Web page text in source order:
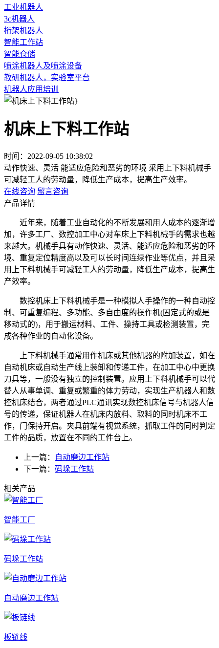
工业机器人
3c机器人
桁架机器人
智能工作站
智能仓储
喷涂机器人及喷涂设备
教研机器人，实验室平台
机器人应用培训
机床上下料工作站
时间：2022-09-05 10:38:02
动作快速、灵活 能适应危险和恶劣的环境 采用上下料机械手
可减轻工人的劳动量，降低生产成本，提高生产效率。
在线咨询 留言咨询
产品详情
近年来，随着工业自动化的不断发展和用人成本的逐渐增
加，许多工厂、数控加工中心对车床上下料机械手的需求也越
来越大。机械手具有动作快速、灵活、能适应危险和恶劣的环
境、重复定位精度高以及可以长时间连续作业等优点，并且采
用上下料机械手可减轻工人的劳动量，降低生产成本，提高生
产效率。
数控机床上下料机械手是一种模拟人手操作的一种自动控
制、可重复编程、多功能、多自由度的操作机(固定式的或是
移动式的)，用于搬运材料、工件、操持工具或检测装置，完
成各种作业的自动化设备。
上下料机械手通常用作机床或其他机器的附加装置，如在
自动机床或自动生产线上装卸和传递工件，在加工中心中更换
刀具等，一般没有独立的控制装置。应用上下料机械手可以代
替人从事单调、重复或繁重的体力劳动，实现生产机器人和数
控机床结合，两者通过PLC通讯实现数控机床信号与机器人信
号的传递，保证机器人在机床内放料、取料的同时机床不工
作，门保持开启。夹具前端有视觉系统，抓取工件的同时判定
工件的品质，放置在不同的工件台上。
上一篇：
自动磨边工作站
下一篇： 码垛工作站
相关产品
智能工厂
码垛工作站
自动磨边工作站
板链线